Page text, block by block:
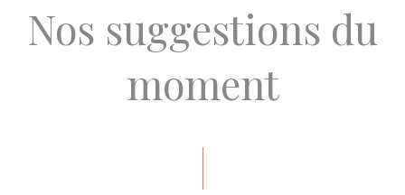
Nos suggestions du
moment